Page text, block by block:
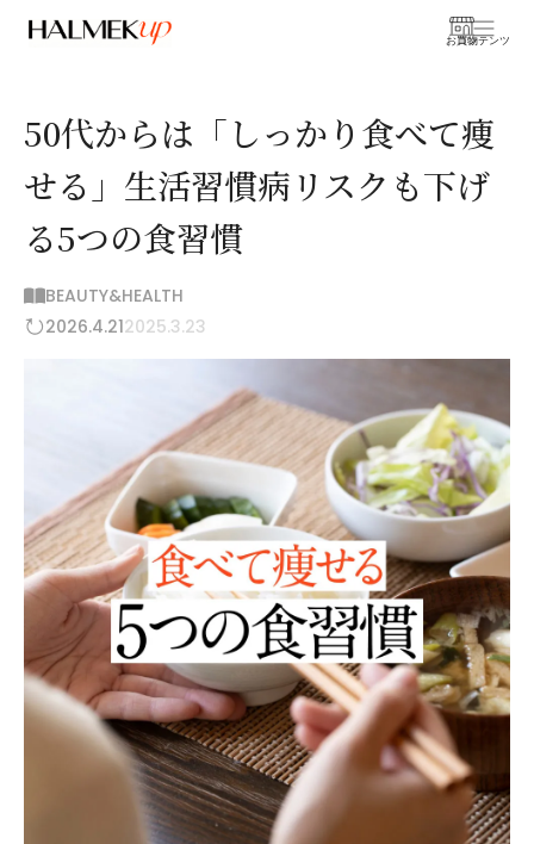
お買物
コンテンツ
50代からは「しっかり食べて痩
せる」生活習慣病リスクも下げ
る5つの食習慣
BEAUTY&HEALTH
2026.4.212025.3.23